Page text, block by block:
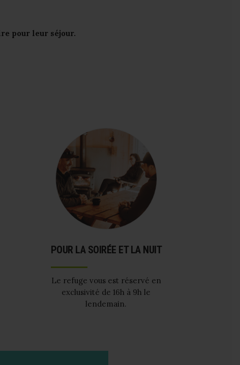
pour leur séjour.
POUR LA SOIRÉE ET LA NUIT
Le refuge vous est réservé en
exclusivité de 16h à 9h le
lendemain.